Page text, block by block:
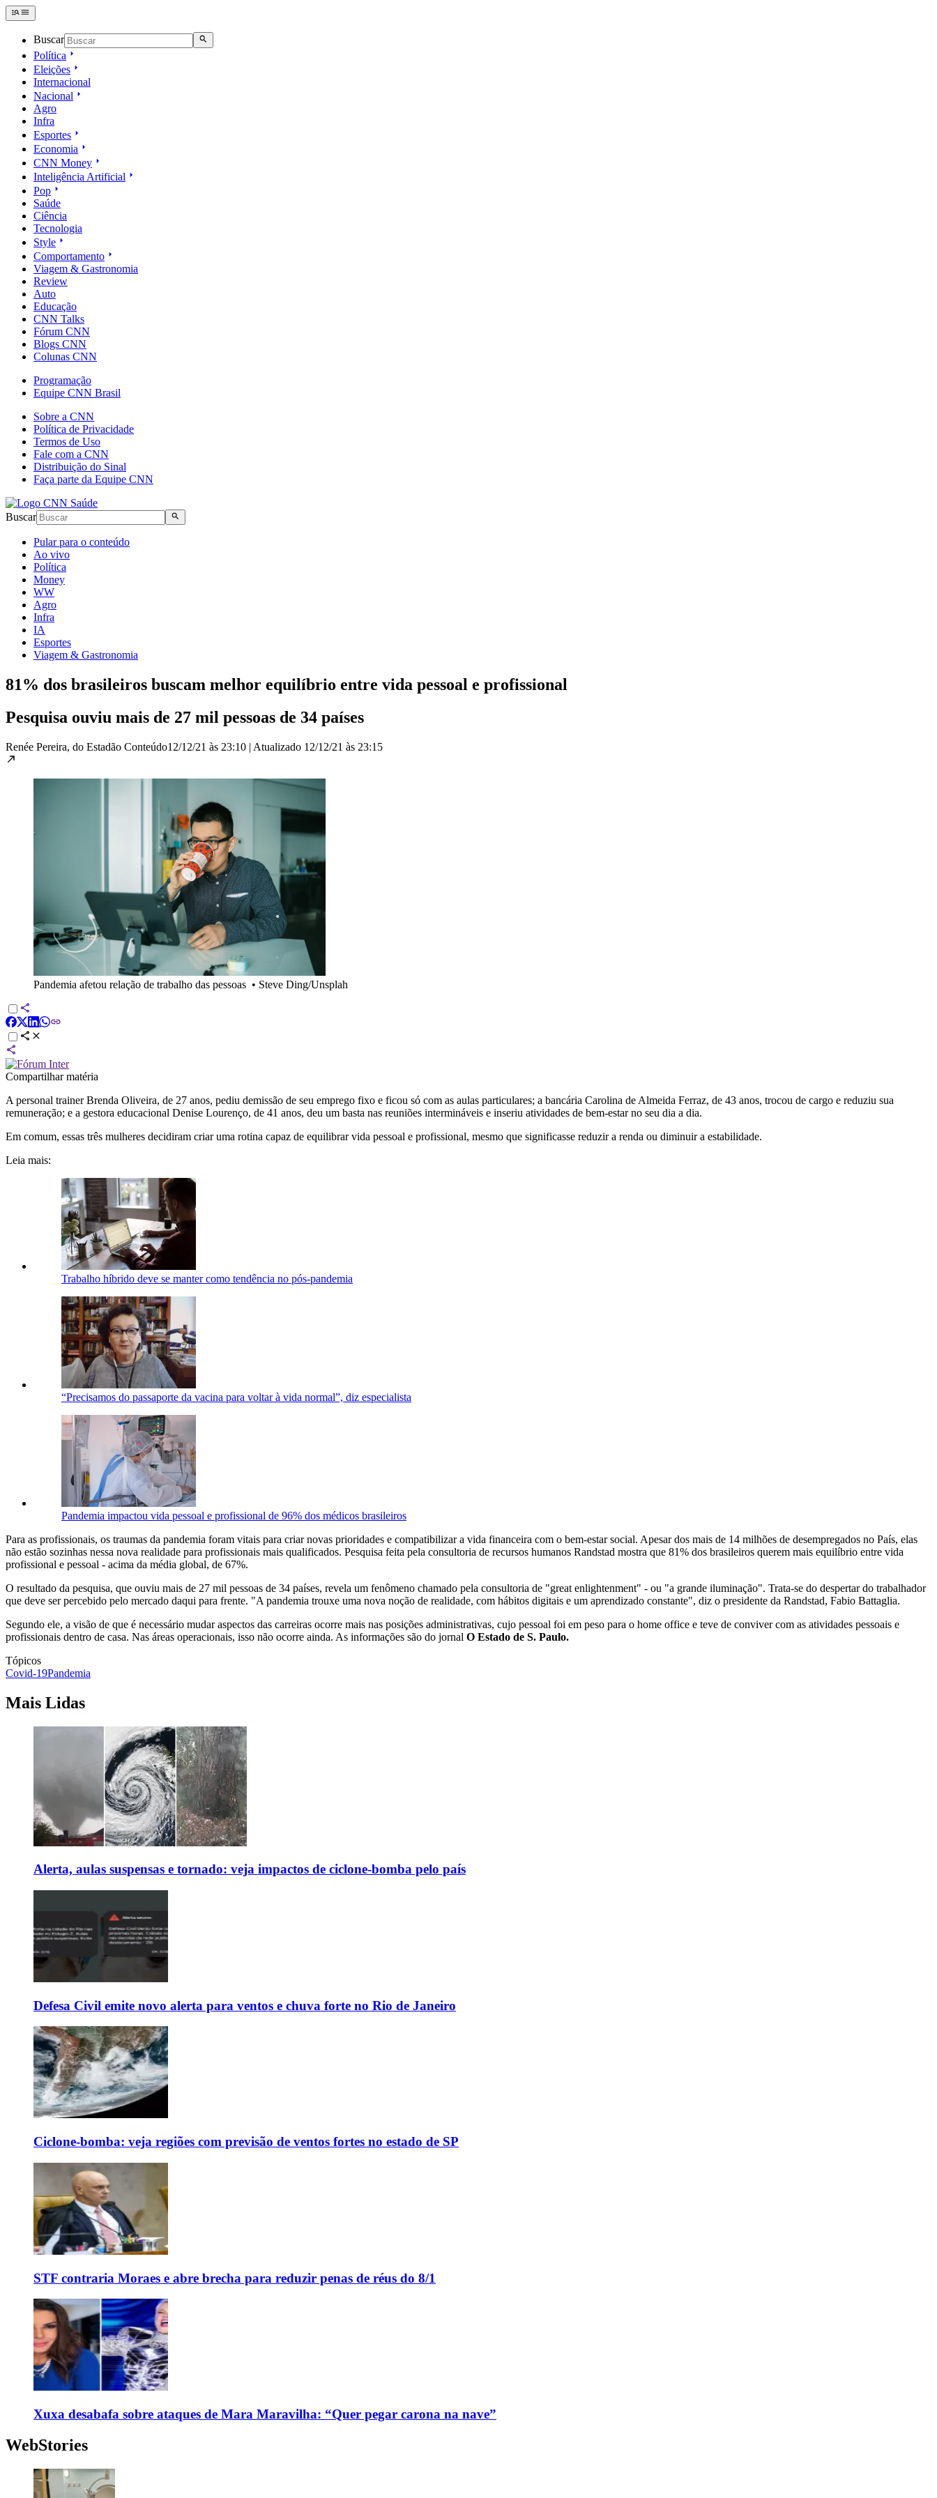
Buscar
Política
Eleições
Internacional
Nacional
Agro
Infra
Esportes
Economia
CNN Money
Inteligência Artificial
Pop
Saúde
Ciência
Tecnologia
Style
Comportamento
Viagem & Gastronomia
Review
Auto
Educação
CNN Talks
Fórum CNN
Blogs CNN
Colunas CNN
Programação
Equipe CNN Brasil
Sobre a CNN
Política de Privacidade
Termos de Uso
Fale com a CNN
Distribuição do Sinal
Faça parte da Equipe CNN
Buscar
Pular para o conteúdo
Ao vivo
Política
Money
WW
Agro
Infra
IA
Esportes
Viagem & Gastronomia
81% dos brasileiros buscam melhor equilíbrio entre vida pessoal e profissional
Pesquisa ouviu mais de 27 mil pessoas de 34 países
Renée Pereira, do Estadão Conteúdo12/12/21 às 23:10 | Atualizado 12/12/21 às 23:15
Pandemia afetou relação de trabalho das pessoas • Steve Ding/Unsplah
Compartilhar matéria
A personal trainer Brenda Oliveira, de 27 anos, pediu demissão de seu emprego fixo e ficou só com as aulas particulares; a bancária Carolina de Almeida Ferraz, de 43 anos, trocou de cargo e reduziu sua
remuneração; e a gestora educacional Denise Lourenço, de 41 anos, deu um basta nas reuniões intermináveis e inseriu atividades de bem-estar no seu dia a dia.
Em comum, essas três mulheres decidiram criar uma rotina capaz de equilibrar vida pessoal e profissional, mesmo que significasse reduzir a renda ou diminuir a estabilidade.
Leia mais:
Trabalho híbrido deve se manter como tendência no pós-pandemia
“Precisamos do passaporte da vacina para voltar à vida normal”, diz especialista
Pandemia impactou vida pessoal e profissional de 96% dos médicos brasileiros
Para as profissionais, os traumas da pandemia foram vitais para criar novas prioridades e compatibilizar a vida financeira com o bem-estar social. Apesar dos mais de 14 milhões de desempregados no País, elas
não estão sozinhas nessa nova realidade para profissionais mais qualificados. Pesquisa feita pela consultoria de recursos humanos Randstad mostra que 81% dos brasileiros querem mais equilíbrio entre vida
profissional e pessoal - acima da média global, de 67%.
O resultado da pesquisa, que ouviu mais de 27 mil pessoas de 34 países, revela um fenômeno chamado pela consultoria de "great enlightenment" - ou "a grande iluminação". Trata-se do despertar do trabalhador
que deve ser percebido pelo mercado daqui para frente. "A pandemia trouxe uma nova noção de realidade, com hábitos digitais e um aprendizado constante", diz o presidente da Randstad, Fabio Battaglia.
Segundo ele, a visão de que é necessário mudar aspectos das carreiras ocorre mais nas posições administrativas, cujo pessoal foi em peso para o home office e teve de conviver com as atividades pessoais e
profissionais dentro de casa. Nas áreas operacionais, isso não ocorre ainda. As informações são do jornal O Estado de S. Paulo.
Tópicos
Covid-19Pandemia
Mais Lidas
Alerta, aulas suspensas e tornado: veja impactos de ciclone-bomba pelo país
Defesa Civil emite novo alerta para ventos e chuva forte no Rio de Janeiro
Ciclone-bomba: veja regiões com previsão de ventos fortes no estado de SP
STF contraria Moraes e abre brecha para reduzir penas de réus do 8/1
Xuxa desabafa sobre ataques de Mara Maravilha: “Quer pegar carona na nave”
WebStories